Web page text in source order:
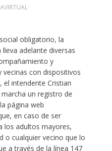
obligatorio, la
adelante diversas
y
vecinas con dispositivos
el intendente Cristian
un registro de
página web
en caso de ser
los adultos mayores,
o cualquier vecino que lo
a través de la línea 147